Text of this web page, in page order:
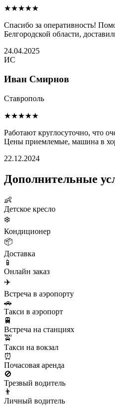
★★★★★
Спасибо за оперативность!
Белгородской области,
24.04.2025
ИС
Иван Смирнов
Ставрополь
★★★★★
Работают круглосуточно, что
Цены приемлемые, машина в
22.12.2024
Дополнительные
👶
Детское кресло
❄️
Кондиционер
📦
Доставка
📱
Онлайн заказ
✈️
Встреча в аэропорту
🚗
Такси в аэропорт
🚆
Встреча на станциях
🚖
Такси на вокзал
⏰
Почасовая аренда
🚫
Трезвый водитель
👨
Личный водитель